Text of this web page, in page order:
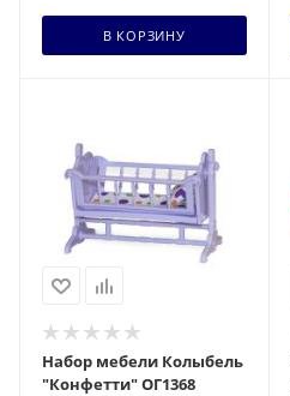
В КОРЗИНУ
Набор мебели Колыбель
"Конфетти" ОГ1368